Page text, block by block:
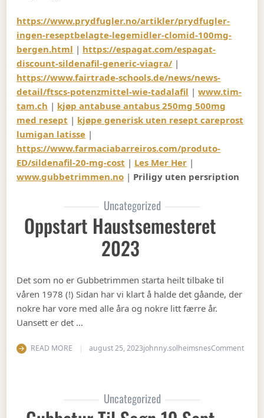
https://www.prydfugler.no/artikler/prydfugler-
ingen-reseptbelagte-legemidler-clomid-100mg-
bergen.html | https://espagat.com/espagat-
discount-sildenafil-generic-viagra/ |
https://www.fairtrade-schools.de/news/news-
detail/ftscs-potenzmittel-wie-tadalafil |www.tim-
tam.ch | kjøp antabuse antabus 250mg 500mg
med resept | kjøpe generisk uten resept careprost
lumigan latisse |
https://www.farmaciabarreiros.com/produto-
ED/sildenafil-20-mg-cost | Les Mer Her |
www.gubbetrimmen.no | Priligy uten persription
Uncategorized
Oppstart Haustsemesteret
2023
Det som no er Gubbetrimmen starta heilt tilbake til
våren 1978 (!) Sidan har vi klart å halde det gåande, der
nokre har vore med alle åra og nokre litt færre år.
Uansett er det …
READ MORE august 25, 2023johnny.solheimsnesCommenton
Uncategorized